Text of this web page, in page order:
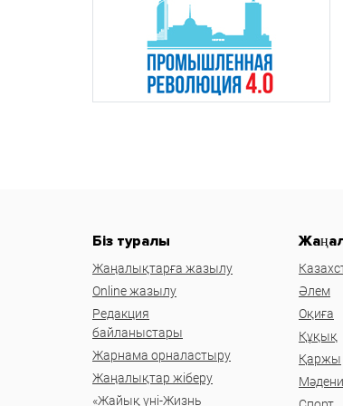
Біз туралы
Жаңалықтарға жазылу
Online жазылу
Редакция
байланыстары
Жарнама орналастыру
Жаңалықтар жіберу
«Жайық үні-Жизнь
Әлем
Оқиға
Құқық
Қаржы